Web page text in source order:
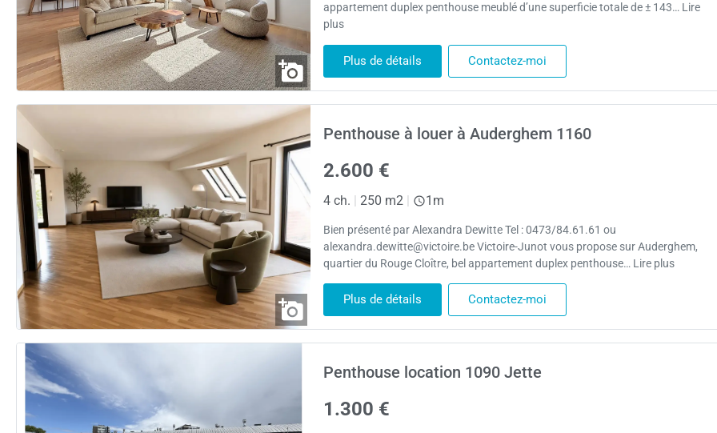
appartement duplex penthouse meublé d’une superficie totale de ± 143… Lire
plus
Plus de détails Contactez-moi
Penthouse à louer à Auderghem 1160
2.600 €
4 ch. | 250 m2 | 1m
Bien présenté par Alexandra Dewitte Tel : 0473/84.61.61 ou
alexandra.dewitte@victoire.be Victoire-Junot vous propose sur Auderghem,
quartier du Rouge Cloître, bel appartement duplex penthouse… Lire plus
Plus de détails Contactez-moi
Penthouse location 1090 Jette
1.300 €